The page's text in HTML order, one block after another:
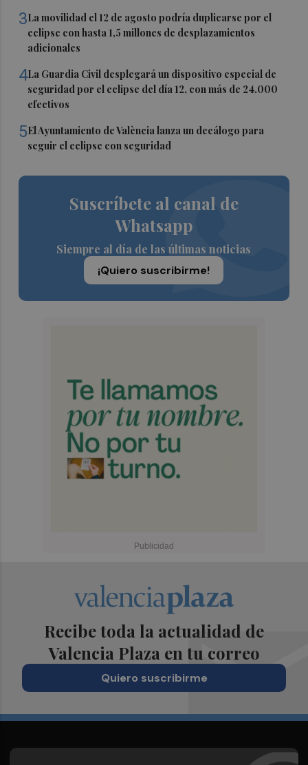
3La movilidad el 12 de agosto podría duplicarse por el
eclipse con hasta 1,5 millones de desplazamientos
adicionales
4La Guardia Civil desplegará un dispositivo especial de
seguridad por el eclipse del día 12, con más de 24.000
efectivos
5El Ayuntamiento de València lanza un decálogo para
seguir el eclipse con seguridad
Suscríbete al canal de
Whatsapp
Siempre al día de las últimas noticias
¡Quiero suscribirme!
Recibe toda la actualidad de
Valencia Plaza en tu correo
Quiero suscribirme